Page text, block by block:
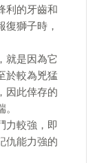
利的牙齒和
復獅子時，
就是因為它
於較為兇猛
因此倖存的
力較強，即
仇能力強的